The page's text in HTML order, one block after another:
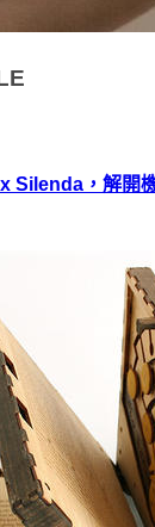
Silenda，解開